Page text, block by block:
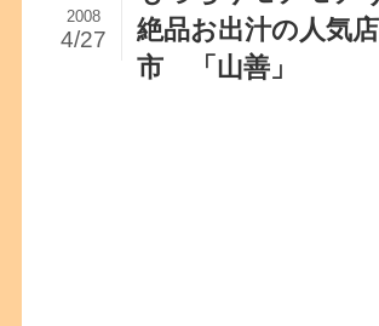
絶品お出汁の人気
市 「山善」
2008
4/27